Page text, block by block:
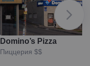
Domino’s Pizza
Пиццерия $$